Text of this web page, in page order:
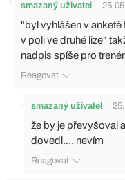
smazaný uživatel
"byl vyhlášen v anketě
v poli ve druhé lize"
nadpis spíše pro
Reagovat
smazaný uživatel
že by je převyšoval
dovedl.... nevím
Reagovat